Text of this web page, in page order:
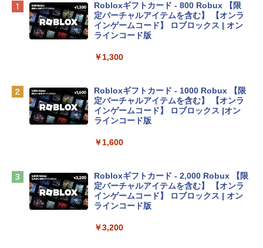
Apple 2026 MacBook Neo A18 Proチッ
プ搭載13インチノートブック：AIとAppl
e Intelligenceのために設計、Liquid Ret
inaディスプレイ、8GBユニファイドメモ
eTime HDカメラ - インディゴ
tomtoc 360°保護 15.6 16インチ パソコ
ンケース Dell NEC Lavie ASUS HP dyna
Apple 2026 MacBook Air M5チップ搭載
13インチノートブック：AIとApple Intell
igence、13.6インチLiquid Retinaディ
TB SSDストレージ、12MPセンターフレ
Robloxギフトカード - 800 Robux 【限
定バーチャルアイテムを含む】 【オンラ
インゲームコード】 ロブロックス | オン
ラインコード版
￥1,300
Robloxギフトカード - 1000 Robux 【限
定バーチャルアイテムを含む】 【オンラ
インゲームコード】 ロブロックス |オン
ラインコード版
￥1,600
Robloxギフトカード - 2,000 Robux 【限
定バーチャルアイテムを含む】 【オンラ
インゲームコード】 ロブロックス | オン
ラインコード版
￥3,200